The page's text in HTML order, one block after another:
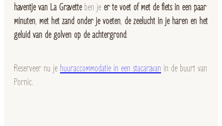
haventje van La Gravetteben je er te voet of met de fiets in een paar
minuten, met het zand onder je voeten, de zeelucht in je haren en het
geluid van de golven op de achtergrond.
Reserveer nu je huuraccommodatie in een stacaravan in de buurt van
Pornic.